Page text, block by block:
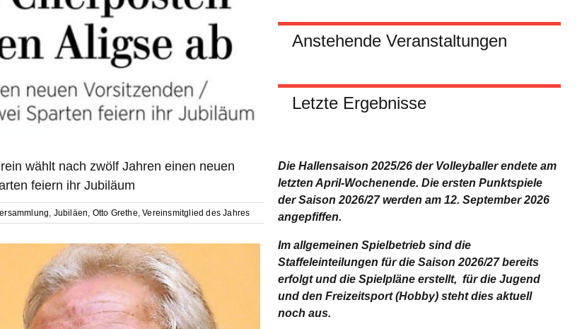
wählt nach zwölf Jahren einen neuen
feiern ihr Jubiläum
Jubiläen Otto Grethe ,Vereinsmitglied des Jahres
Anstehende Veranstaltungen
Letzte Ergebnisse
Die Hallensaison 2025/26 der Volleyballer endete am
letzten April-Wochenende. Die ersten Punktspiele
der Saison 2026/27 werden am 12. September 2026
angepfiffen.
Im allgemeinen Spielbetrieb sind die
Staffeleinteilungen für die Saison 2026/27 bereits
erfolgt und die Spielpläne erstellt, für die Jugend
und den Freizeitsport (Hobby) steht dies aktuell
noch aus.